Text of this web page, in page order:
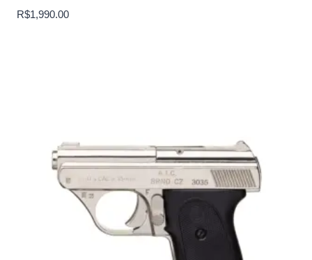
R$1,990.00